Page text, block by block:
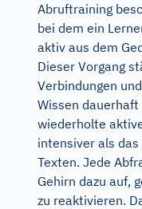
Abruftraining
bei dem ein
aktiv aus dem
Dieser Vorgang
Verbindungen
Wissen
wiederholte
intensiver als
Texten. Jede
Gehirn dazu auf,
zu reaktivieren.